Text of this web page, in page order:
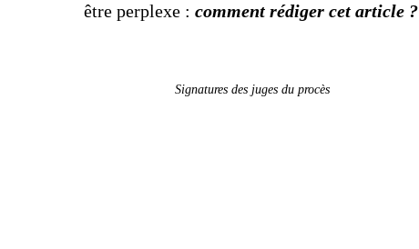
être perplexe : comment rédiger cet article ?
Signatures des juges du procès